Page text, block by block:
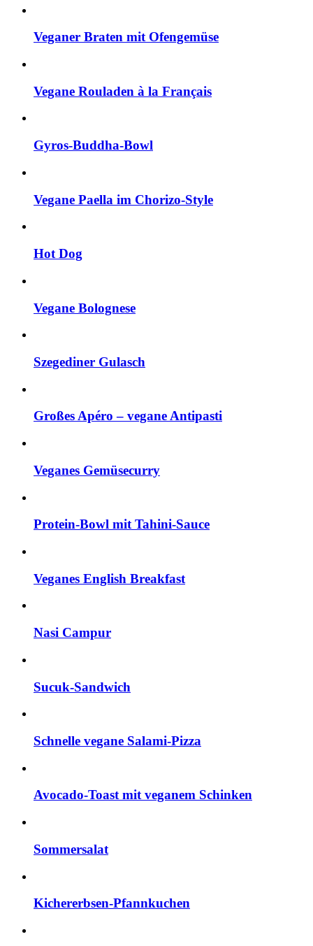
Veganer Braten mit Ofengemüse
Vegane Rouladen à la Français
Gyros-Buddha-Bowl
Vegane Paella im Chorizo-Style
Hot Dog
Vegane Bolognese
Szegediner Gulasch
Großes Apéro – vegane Antipasti
Veganes Gemüsecurry
Protein-Bowl mit Tahini-Sauce
Veganes English Breakfast
Nasi Campur
Sucuk-Sandwich
Schnelle vegane Salami-Pizza
Avocado-Toast mit veganem Schinken
Sommersalat
Kichererbsen-Pfannkuchen